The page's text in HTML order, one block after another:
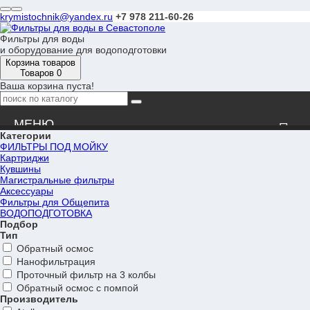
krymistochnik@yandex.ru +7 978 211-60-26
Фильтры для воды
и оборудование для водоподготовки
Корзина товаров
Товаров 0
Ваша корзина пуста!
Новости
Оплата
Доставка
Вопрос-ответ
Сервис
Категории
ФИЛЬТРЫ ПОД МОЙКУ
Картриджи
Кувшины
Магистральные фильтры
Аксессуары
Фильтры для Общепита
ВОДОПОДГОТОВКА
Подбор
Тип
Обратный осмос
Нанофильтрация
Проточный фильтр на 3 колбы
Обратный осмос с помпой
Производитель